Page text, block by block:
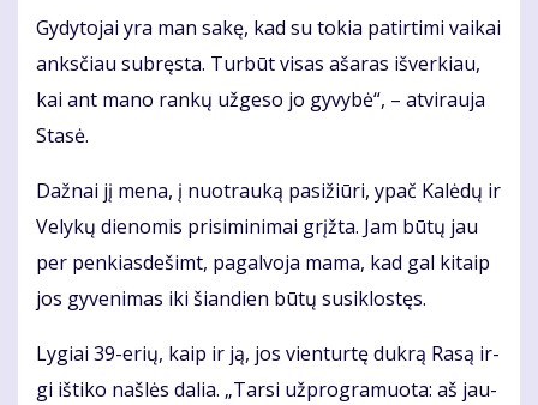
Gy­dy­to­jai yra man sa­kę, kad su to­kia pa­tir­ti­mi vai­kai
anks­čiau su­bręs­ta. Tur­būt vi­sas aša­ras iš­ver­kiau,
kai ant ma­no ran­kų už­ge­so jo gy­vy­bė“, – at­vi­rau­ja
Sta­sė.
Daž­nai jį me­na, į nuo­trau­ką pa­si­žiū­ri, ypač Ka­lė­dų ir
Ve­ly­kų die­no­mis pri­si­mi­ni­mai grįž­ta. Jam bū­tų jau
per pen­kias­de­šimt, pa­gal­vo­ja ma­ma, kad gal ki­taip
jos gy­ve­ni­mas iki šian­dien bū­tų su­si­klos­tęs.
Ly­giai 39-erių, kaip ir ją, jos vien­tur­tę duk­rą Ra­są ir­
gi iš­ti­ko naš­lės da­lia. „Tar­si už­prog­ra­muo­ta: aš jau­